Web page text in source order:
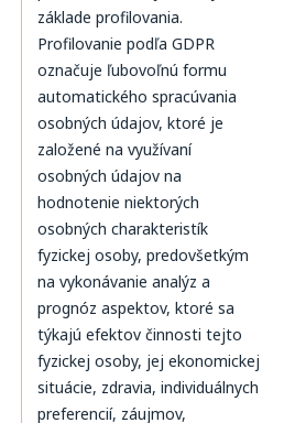
základe profilovania.
Profilovanie podľa GDPR
označuje ľubovoľnú formu
automatického spracúvania
osobných údajov, ktoré je
založené na využívaní
osobných údajov na
hodnotenie niektorých
osobných charakteristík
fyzickej osoby, predovšetkým
na vykonávanie analýz a
prognóz aspektov, ktoré sa
týkajú efektov činnosti tejto
fyzickej osoby, jej ekonomickej
situácie, zdravia, individuálnych
preferencií, záujmov,